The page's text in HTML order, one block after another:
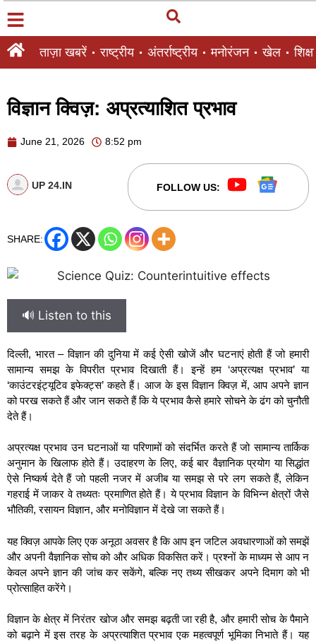
ताज़ा खबरें राष्ट्रीय अंतर्राष्ट्रीय मनोरंजन खेल शिक्षा
विज्ञान क्विज़: अप्रत्याशित प्रभाव
June 21, 2026 8:52 pm
UP 24.IN FOLLOW US:
SHARE:
🔊 Listen to this
दिल्ली, भारत – विज्ञान की दुनिया में कई ऐसी खोजें और घटनाएं होती हैं जो हमारी
सामान्य समझ के विपरीत प्रभाव दिखाती हैं। इन्हें हम ‘अप्रत्यक्ष प्रभाव’ या
‘काउंटरइंट्यूटिव इफेक्ट्स’ कहते हैं। आज के इस विज्ञान क्विज़ में, आप अपने ज्ञान
को परख सकते हैं और जान सकते हैं कि ये प्रभाव कैसे हमारे सोचने के ढंग को चुनौती
देते हैं।
अप्रत्यक्ष प्रभाव उन घटनाओं या परिणामों को संदर्भित करते हैं जो सामान्य तार्किक
अनुमान के खिलाफ होते हैं। उदाहरण के लिए, कई बार वैज्ञानिक प्रयोग या सिद्धांत
ऐसे निष्कर्ष देते हैं जो पहली नजर में अजीब या समझ से परे लग सकते हैं, लेकिन
गहराई में जाकर वे तथ्यतः प्रमाणित होते हैं। ये प्रभाव विज्ञान के विभिन्न क्षेत्रों जैसे
भौतिकी, रसायन विज्ञान, और मनोविज्ञान में देखे जा सकते हैं।
यह क्विज़ आपके लिए एक अनूठा अवसर है कि आप इन जटिल अवधारणाओं को समझें
और अपनी वैज्ञानिक सोच को और अधिक विकसित करें। प्रश्नों के माध्यम से आप न
केवल अपने ज्ञान की जांच कर सकेंगे, बल्कि नए तथ्य सीखकर अपने दिमाग को भी
प्रोत्साहित करेंगे।
विज्ञान के क्षेत्र में निरंतर खोज और समझ बढ़ती जा रही है, और हमारी सोच के पैमाने
को बढ़ाने में इस तरह के अप्रत्याशित प्रभाव एक महत्वपूर्ण भूमिका निभाते हैं। यह